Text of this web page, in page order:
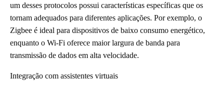
um desses protocolos possui características específicas que os
tornam adequados para diferentes aplicações. Por exemplo, o
Zigbee é ideal para dispositivos de baixo consumo energético,
enquanto o Wi-Fi oferece maior largura de banda para
transmissão de dados em alta velocidade.
Integração com assistentes virtuais